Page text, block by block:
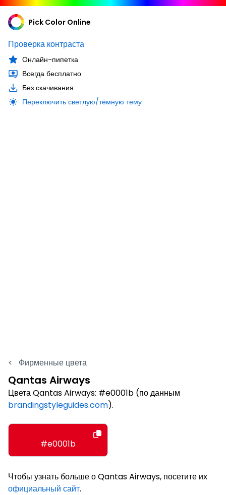
Pick Color Online
Проверка контраста
Онлайн-пипетка
Всегда бесплатно
Без скачивания
Переключить светлую/тёмную тему
< Фирменные цвета
Qantas Airways
Цвета Qantas Airways: #e0001b (по данным
brandingstyleguides.com).
#e0001b
Чтобы узнать больше о Qantas Airways, посетите их
официальный сайт.